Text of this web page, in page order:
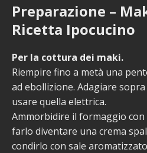
Preparazione –
Ricetta Ipocucino
Per la cottura dei maki.
Riempire fino a metà una
ad ebollizione. Adagiare
usare quella elettrica.
Ammorbidire il formaggio con
farlo diventare una crema
condirlo con sale